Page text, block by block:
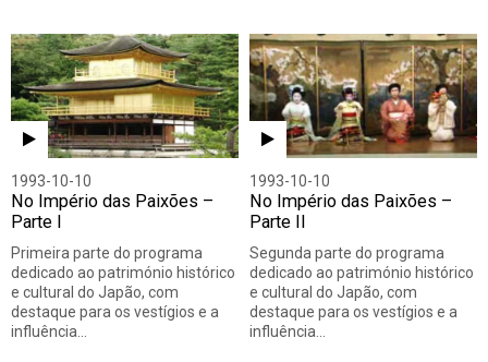
1993-10-10
No Império das Paixões –
Parte I
Primeira parte do programa
dedicado ao património histórico
e cultural do Japão, com
destaque para os vestígios e a
influência…
1993-10-10
No Império das Paixões –
Parte II
Segunda parte do programa
dedicado ao património histórico
e cultural do Japão, com
destaque para os vestígios e a
influência…